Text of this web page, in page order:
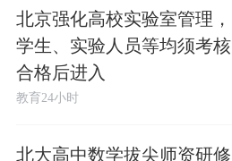
北京强化高校实验室管理，
学生、实验人员等均须考核
合格后进入
教育24小时
北大高中数学拔尖师资研修